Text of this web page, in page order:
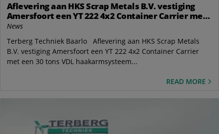
Aflevering aan HKS Scrap Metals B.V. vestiging
Amersfoort een YT 222 4x2 Container Carrier met
een 30 tons VDL haakarmsysteem
News
Terberg Techniek Baarlo Aflevering aan HKS Scrap Metals
B.V. vestiging Amersfoort een YT 222 4x2 Container Carrier
met een 30 tons VDL haakarmsysteem...
READ MORE